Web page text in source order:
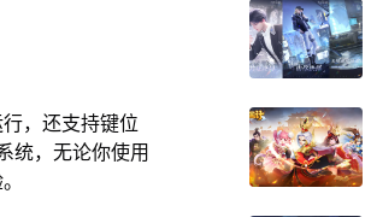
，还支持键位
统，无论你使用